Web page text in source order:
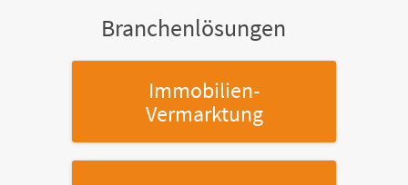
Branchenlösungen
Immobilien-
Vermarktung